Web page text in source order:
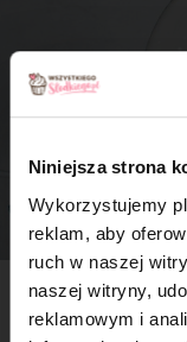
Niniejsza strona
Wykorzystujemy
reklam, aby
ruch w naszej
naszej witryny,
reklamowym i